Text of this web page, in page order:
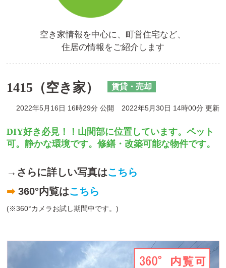
空き家情報を中心に、町営住宅など、
住居の情報をご紹介します
1415（空き家） 賃貸・売却
2022年5月16日 16時29分 公開 2022年5月30日 14時00分 更新
DIY好き必見！！山間部に位置しています。ペット
可。静かな環境です。修繕・改築可能な物件です。
→さらに詳しい写真はこちら
➡ 360°内覧はこちら
(※360°カメラお試し期間中です。)